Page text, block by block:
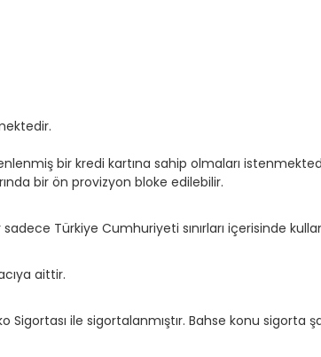
bir kredi kartına sahip olmaları
bir ön provizyon bloke edilebilir.
Türkiye Cumhuriyeti sınırları içerisinde
aittir.
ile sigortalanmıştır. Bahse konu sigorta